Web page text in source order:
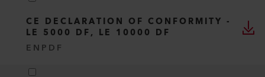
CE DECLARATION OF CONFORMITY -
LE 5000 DF, LE 10000 DF
EN PDF